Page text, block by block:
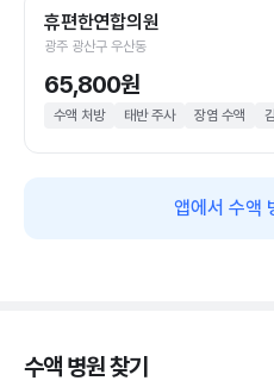
휴편한연합의원
광주 광산구 우산동
65,800원
수액 처방 태반 주사 장염 수액
앱에서 수액
수액 병원 찾기